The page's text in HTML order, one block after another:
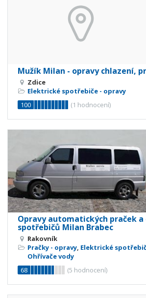
Mužík Milan - opravy chlazení,
Zdice
Elektrické spotřebiče - opravy
100
(1 hodnocení)
Opravy automatických praček
spotřebičů Milan Brabec
Rakovník
Pračky - opravy, Elektrické
Ohřívače vody
68
(5 hodnocení)